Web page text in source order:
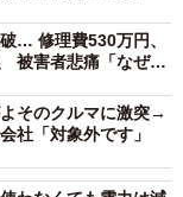
代・女性）
… 修理費530万円、
被害者悲痛「なぜ泣
そのクルマに激突→
社「対象外です」